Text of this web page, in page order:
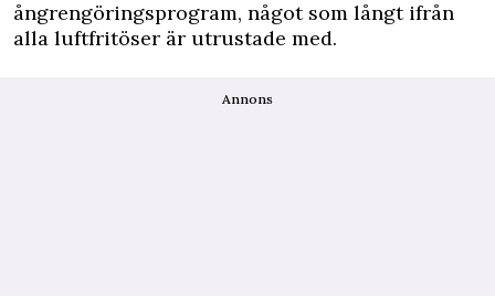
ångrengöringsprogram, något som långt ifrån
alla luftfritöser är utrustade med.
Annons